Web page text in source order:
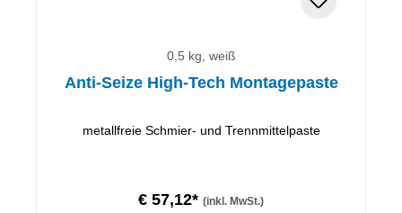
0,5 kg, weiß
Anti-Seize High-Tech Montagepaste
metallfreie Schmier- und Trennmittelpaste
€ 57,12* (inkl. MwSt.)